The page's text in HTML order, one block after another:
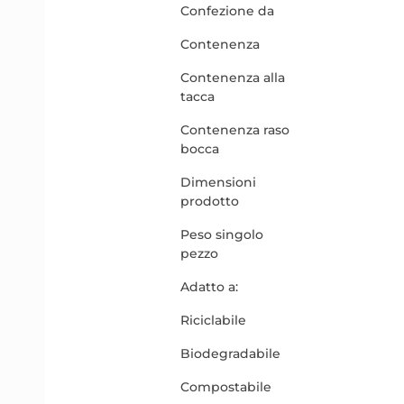
Confezione da
Contenenza
Contenenza alla
tacca
Contenenza raso
bocca
Dimensioni
prodotto
Peso singolo
pezzo
Adatto a:
Riciclabile
Biodegradabile
Compostabile